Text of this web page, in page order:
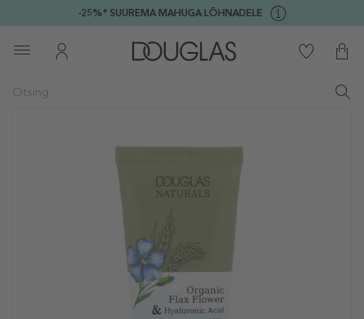
-25%* SUUREMA MAHUGA LÕHNADELE